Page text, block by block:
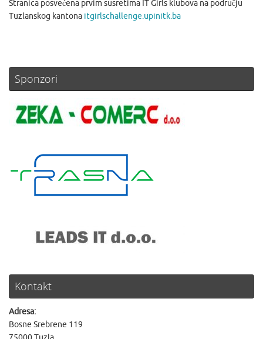
Stranica posvećena prvim susretima IT Girls klubova na području
Tuzlanskog kantona itgirlschallenge.upinitk.ba
Sponzori
Kontakt
Adresa:
Bosne Srebrene 119